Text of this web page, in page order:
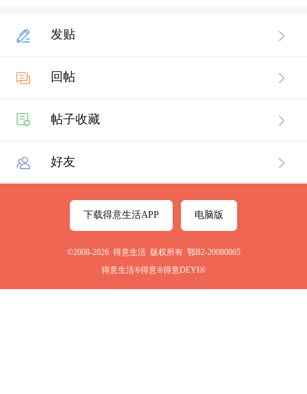
发贴
回帖
帖子收藏
好友
下载得意生活APP 电脑版
©2008-2026 得意生活 版权所有 鄂B2-20080065
得意生活®得意®得意DEYI®